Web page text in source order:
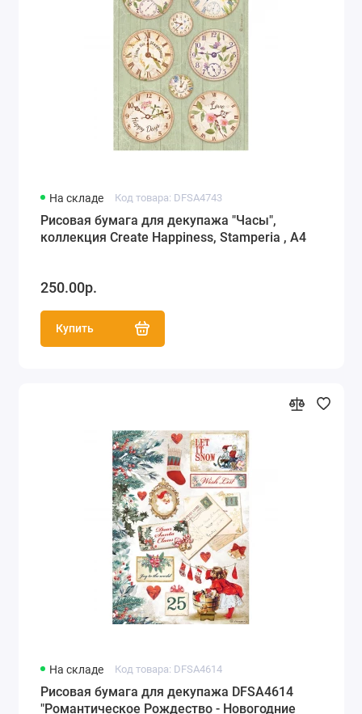
На складе Код товара: DFSA4743
Рисовая бумага для декупажа "Часы",
коллекция Create Happiness, Stamperia , А4
250.00р.
Купить
На складе Код товара: DFSA4614
Рисовая бумага для декупажа DFSA4614
"Романтическое Рождество - Новогодние